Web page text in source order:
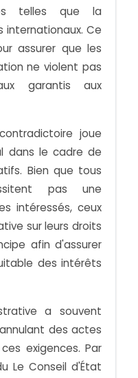
telles que la
Ce
assurer que les
ne violent pas
garantis aux
joue
dans le cadre de
Bien que tous
pas une
intéressés, ceux
sur leurs droits
afin d'assurer
des intérêts
a souvent
des actes
exigences. Par
Le Conseil d'État